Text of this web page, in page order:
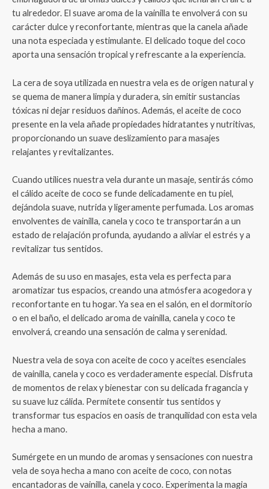
tu alrededor. El suave aroma de la vainilla te envolverá con su
carácter dulce y reconfortante, mientras que la canela añade
una nota especiada y estimulante. El delicado toque del coco
aporta una sensación tropical y refrescante a la experiencia.
La cera de soya utilizada en nuestra vela es de origen natural y
se quema de manera limpia y duradera, sin emitir sustancias
tóxicas ni dejar residuos dañinos. Además, el aceite de coco
presente en la vela añade propiedades hidratantes y nutritivas,
proporcionando un suave deslizamiento para masajes
relajantes y revitalizantes.
Cuando utilices nuestra vela durante un masaje, sentirás cómo
el cálido aceite de coco se funde delicadamente en tu piel,
dejándola suave, nutrida y ligeramente perfumada. Los aromas
envolventes de vainilla, canela y coco te transportarán a un
estado de relajación profunda, ayudando a aliviar el estrés y a
revitalizar tus sentidos.
Además de su uso en masajes, esta vela es perfecta para
aromatizar tus espacios, creando una atmósfera acogedora y
reconfortante en tu hogar. Ya sea en el salón, en el dormitorio
o en el baño, el delicado aroma de vainilla, canela y coco te
envolverá, creando una sensación de calma y serenidad.
Nuestra vela de soya con aceite de coco y aceites esenciales
de vainilla, canela y coco es verdaderamente especial. Disfruta
de momentos de relax y bienestar con su delicada fragancia y
su suave luz cálida. Permítete consentir tus sentidos y
transformar tus espacios en oasis de tranquilidad con esta vela
hecha a mano.
Sumérgete en un mundo de aromas y sensaciones con nuestra
vela de soya hecha a mano con aceite de coco, con notas
encantadoras de vainilla, canela y coco. Experimenta la magia